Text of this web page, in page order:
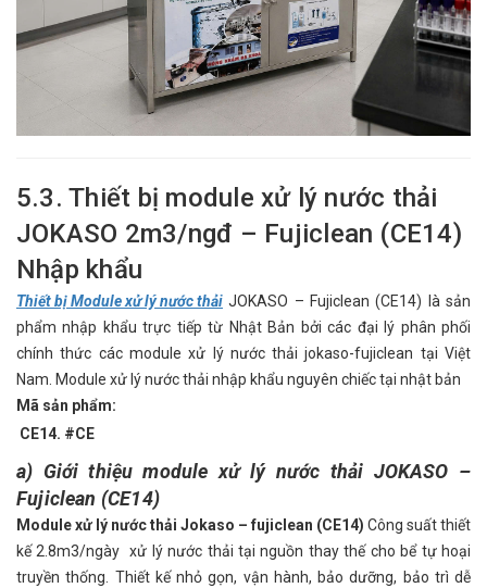
5.3. Thiết bị module xử lý nước thải
JOKASO 2m3/ngđ – Fujiclean (CE14)
Nhập khẩu
Thiết bị Module xử lý nước thải JOKASO – Fujiclean (CE14) là sản
phẩm nhập khẩu trực tiếp từ Nhật Bản bởi các đại lý phân phối
chính thức các module xử lý nước thải jokaso-fujiclean tại Việt
Nam. Module xử lý nước thải nhập khẩu nguyên chiếc tại nhật bản
Mã sản phẩm:
CE14. #CE
a) Giới thiệu module xử lý nước thải JOKASO –
Fujiclean (CE14)
Module xử lý nước thải Jokaso – fujiclean (CE14) Công suất thiết
kế 2.8m3/ngày xử lý nước thải tại nguồn thay thế cho bể tự hoại
truyền thống. Thiết kế nhỏ gọn, vận hành, bảo dưỡng, bảo trì dễ